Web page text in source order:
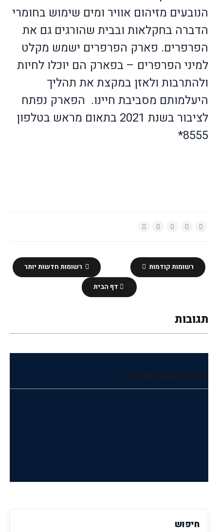
הנובעים מזיהום אוויר ומים שימוש בחומרי
הדברה בחקלאות ובבית שהורגים גם את
הפרפרים. פארק הפרפרים ישמש מקלט
למיני הפרפרים – בפארק הם יוכלו לחיות
ולהתרבות ולאזן במקצת את תהליך
היעלמותם מסביבת חיינו. הפארק נפתח
לציבור בשנת 2021 בתאום מראש בטלפון
8555*
רשומות חדשות יותר רשומות קודמות
דף הבית
תגובות
הוסף רשומת תגובה
חיפוש